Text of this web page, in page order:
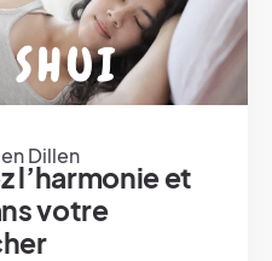
Dillen
l’harmonie et
votre